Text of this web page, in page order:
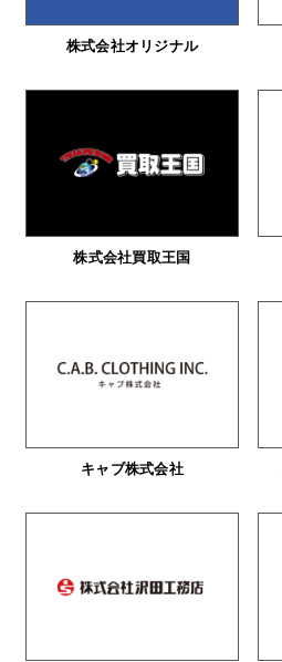
株式会社オリジナル
株式会社買取王国
キャブ株式会社